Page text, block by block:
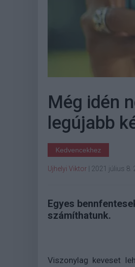
Még idén
legújabb
Kedvencekhez
Ujhelyi Viktor 2021 július 8.
Egyes
számíthatunk.
Viszonylag keveset